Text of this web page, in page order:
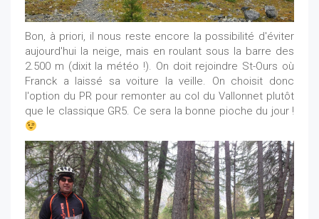
Bon, à priori, il nous reste encore la possibilité d'éviter
aujourd'hui la neige, mais en roulant sous la barre des
2.500 m (dixit la météo !). On doit rejoindre St-Ours où
Franck a laissé sa voiture la veille. On choisit donc
l'option du PR pour remonter au col du Vallonnet plutôt
que le classique GR5. Ce sera la bonne pioche du jour !